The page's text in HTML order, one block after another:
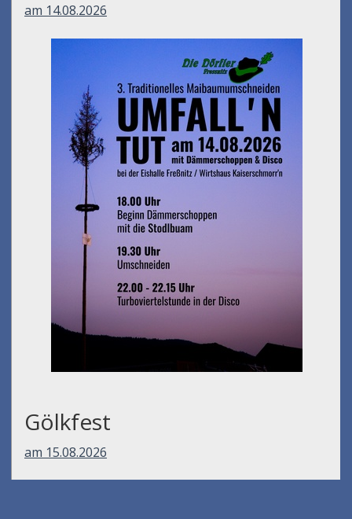
am 14.08.2026
Gölkfest
am 15.08.2026